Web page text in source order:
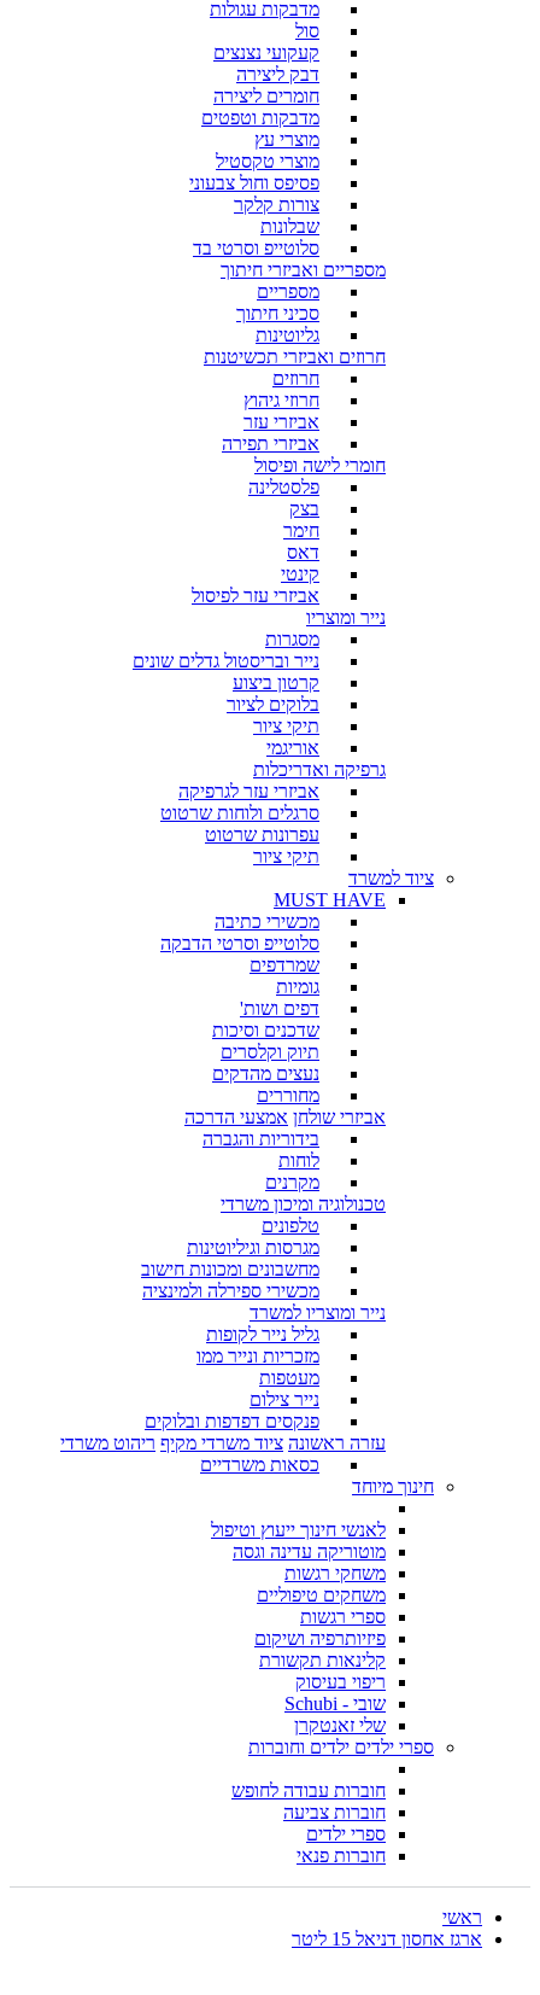
מדבקות עגולות
סול
קעקועי נצנצים
דבק ליצירה
חומרים ליצירה
מדבקות וטפטים
מוצרי עץ
מוצרי טקסטיל
פסיפס וחול צבעוני
צורות קלקר
שבלונות
סלוטייפ וסרטי בד
מספריים ואביזרי חיתוך
מספריים
סכיני חיתוך
גליוטינות
חרוזים ואביזרי תכשיטנות
חרוזים
חרוזי גיהוץ
אביזרי עזר
אביזרי תפירה
חומרי לישה ופיסול
פלסטלינה
בצק
חימר
דאס
קינטי
אביזרי עזר לפיסול
נייר ומוצריו
מסגרות
נייר ובריסטול גדלים שונים
קרטון ביצוע
בלוקים לציור
תיקי ציור
אוריגמי
גרפיקה ואדריכלות
אביזרי עזר לגרפיקה
סרגלים ולוחות שרטוט
עפרונות שרטוט
תיקי ציור
ציוד למשרד
MUST HAVE
מכשירי כתיבה
סלוטייפ וסרטי הדבקה
שמרדפים
גומיות
דפים ושות'
שדכנים וסיכות
תיוק וקלסרים
נעצים מהדקים
מחוררים
אביזרי שולחן אמצעי הדרכה
בידוריות והגברה
לוחות
מקרנים
טכנולוגיה ומיכון משרדי
טלפונים
מגרסות וגיליוטינות
מחשבונים ומכונות חישוב
מכשירי ספירלה ולמינציה
נייר ומוצריו למשרד
גליל נייר לקופות
מזכריות ונייר ממו
מעטפות
נייר צילום
פנקסים דפדפות ובלוקים
עזרה ראשונה ציוד משרדי מקיף ריהוט משרדי
כסאות משרדיים
חינוך מיוחד
לאנשי חינוך ייעוץ וטיפול
מוטוריקה עדינה וגסה
משחקי רגשות
משחקים טיפוליים
ספרי רגשות
פיזיותרפיה ושיקום
קלינאות תקשורת
ריפוי בעיסוק
שובי - Schubi
שלי זאנטקרן
ספרי ילדים ילדים וחוברות
חוברות עבודה לחופש
חוברות צביעה
ספרי ילדים
חוברות פנאי
ראשי
ארגז אחסון דניאל 15 ליטר